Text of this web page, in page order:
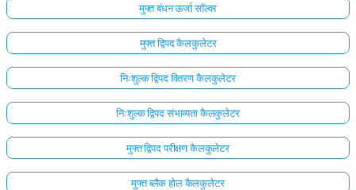
मुफ्त बंधन ऊर्जा सॉल्वर
मुफ्त द्विपद कैलकुलेटर
निःशुल्क द्विपद वितरण कैलकुलेटर
निःशुल्क द्विपद संभाव्यता कैलकुलेटर
मुफ्त द्विपद परीक्षण कैलकुलेटर
मुफ्त ब्लैक होल कैलकुलेटर